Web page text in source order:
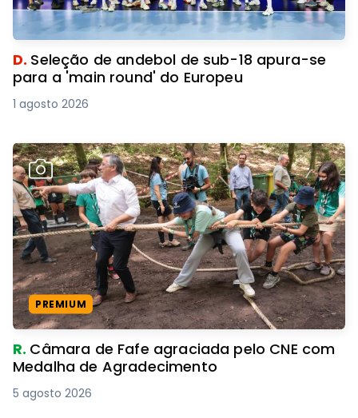
D. Seleção de andebol de sub-18 apura-se
para a 'main round' do Europeu
1 agosto 2026
PREMIUM
R. Câmara de Fafe agraciada pelo CNE com
Medalha de Agradecimento
5 agosto 2026